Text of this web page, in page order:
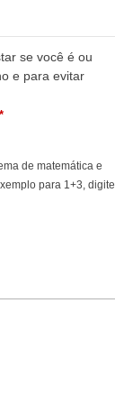
se você é ou
e para evitar
*
de matemática e
para 1+3, digite